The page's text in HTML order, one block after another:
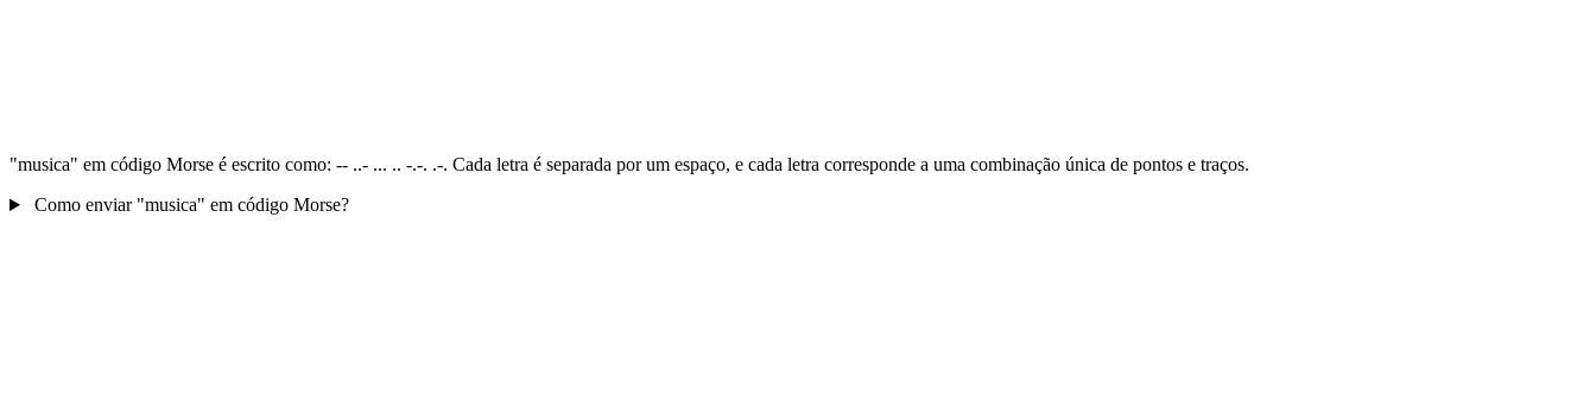
"musica" em código Morse é escrito como: -- ..- ... .. -.-. .-. Cada letra é separada por um espaço, e cada letra corresponde a uma combinação única de pontos e traços.
Como enviar "musica" em código Morse?